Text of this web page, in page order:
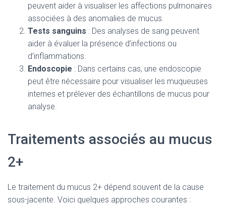
peuvent aider à visualiser les affections pulmonaires
associées à des anomalies de mucus.
Tests sanguins : Des analyses de sang peuvent
aider à évaluer la présence d’infections ou
d’inflammations.
Endoscopie : Dans certains cas, une endoscopie
peut être nécessaire pour visualiser les muqueuses
internes et prélever des échantillons de mucus pour
analyse.
Traitements associés au mucus
2+
Le traitement du mucus 2+ dépend souvent de la cause
sous-jacente. Voici quelques approches courantes :